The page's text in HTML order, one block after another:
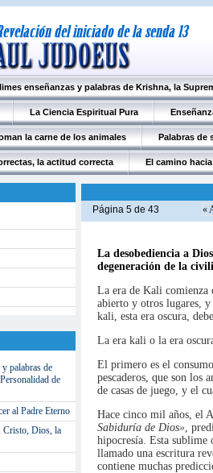
Página 5 de 43 «
La desobediencia a
degeneración de la
La era de Kali comienza
abierto y otros lugares,
kali, esta era oscura,
La era kali o la era
El primero es el
pescaderos, que son los
de casas de juego, y el
Hace cinco mil años, el
Sabiduría de Dios»,
hipocresía. Esta sublime
llamado una escritura
contiene muchas
enseñanzas y palabras de Krishna, la
La Ciencia Espiritual Pura
la carne de los animales Palabras de
la actitud correcta El camino
palabras de
de
al Padre Eterno
Cristo, Dios, la